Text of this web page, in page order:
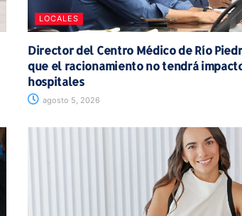
LOCALES
Director del Centro Médico de Río
que el racionamiento no tendrá
hospitales
agosto 5, 2026